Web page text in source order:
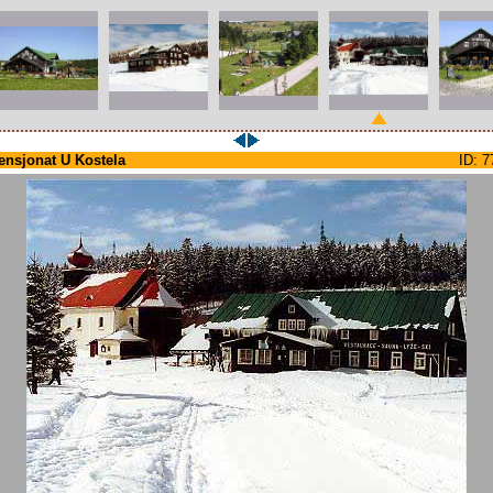
ID:
U Kostela